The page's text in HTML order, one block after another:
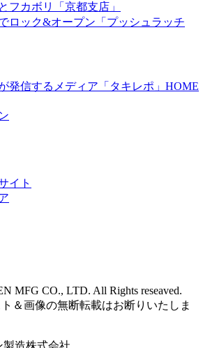
フカボリ「京都支店」
ロック&オープン「プッシュラッチ
発信するメディア「タキレポ」HOME
イト
MFG CO., LTD. All Rights reseaved.
＆画像の無断転載はお断りいたしま